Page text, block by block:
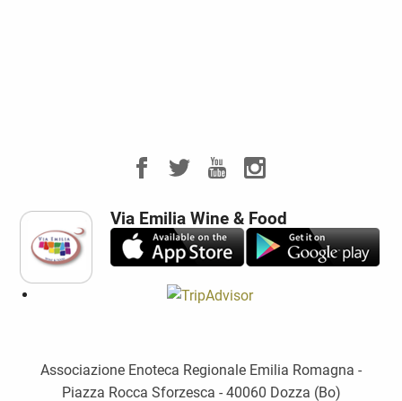
Via Emilia Wine & Food
Associazione Enoteca Regionale Emilia Romagna -
Piazza Rocca Sforzesca - 40060 Dozza (Bo)